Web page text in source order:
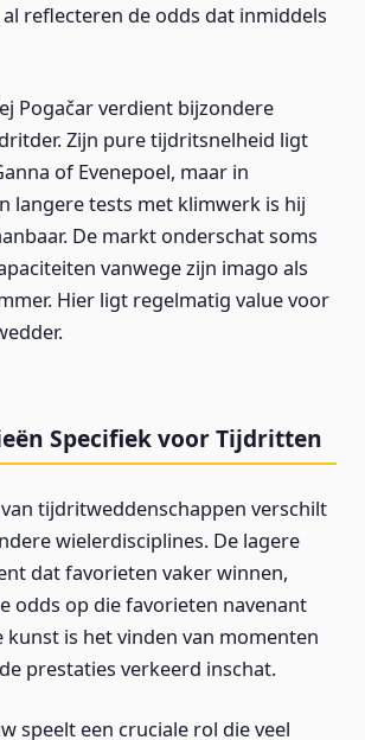
reflecteren de odds dat inmiddels
Pogačar verdient bijzondere
Zijn pure tijdritsnelheid ligt
of Evenepoel, maar in
langere tests met klimwerk is hij
De markt onderschat soms
vanwege zijn imago als
Hier ligt regelmatig value voor
Specifiek voor Tijdritten
tijdritweddenschappen verschilt
wielerdisciplines. De lagere
dat favorieten vaker winnen,
odds op die favorieten navenant
kunst is het vinden van momenten
prestaties verkeerd inschat.
speelt een cruciale rol die veel